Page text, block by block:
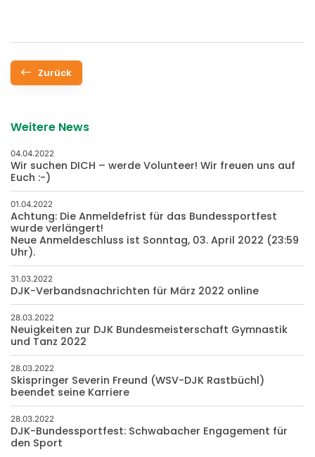
Zurück
Weitere News
04.04.2022
Wir suchen DICH – werde Volunteer! Wir freuen uns auf
Euch :-)
01.04.2022
Achtung: Die Anmeldefrist für das Bundessportfest
wurde verlängert!
Neue Anmeldeschluss ist Sonntag, 03. April 2022 (23:59
Uhr).
31.03.2022
DJK-Verbandsnachrichten für März 2022 online
28.03.2022
Neuigkeiten zur DJK Bundesmeisterschaft Gymnastik
und Tanz 2022
28.03.2022
Skispringer Severin Freund (WSV-DJK Rastbüchl)
beendet seine Karriere
28.03.2022
DJK-Bundessportfest: Schwabacher Engagement für
den Sport